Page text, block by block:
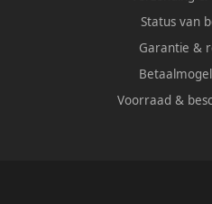
Status van
Garantie &
Voorraad &